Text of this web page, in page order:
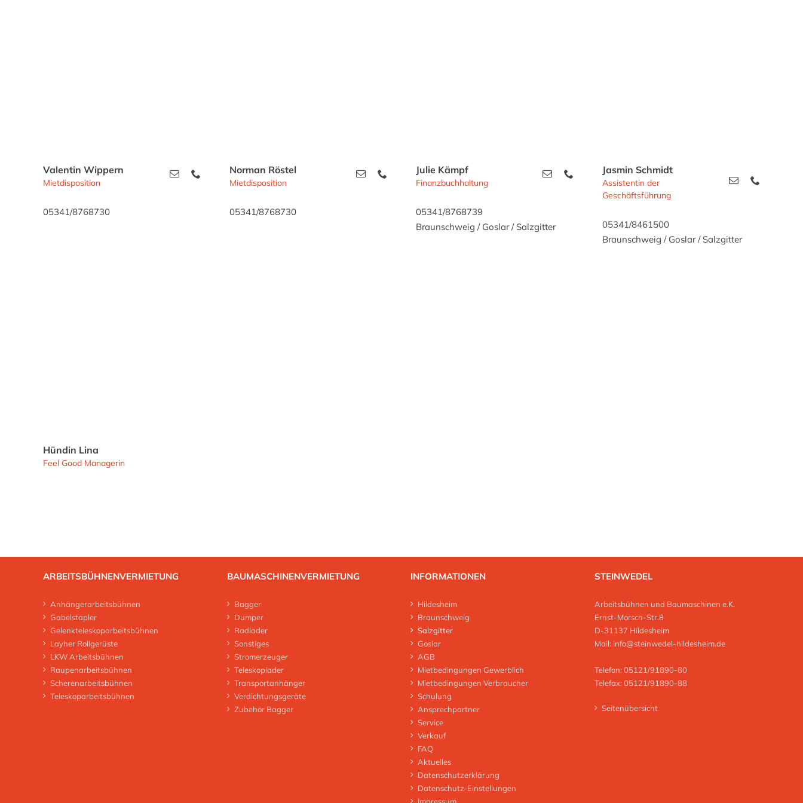
Valentin Wippern
Mietdisposition
05341/8768730
Norman Röstel
Mietdisposition
05341/8768730
Julie Kämpf
Finanzbuchhaltung
05341/8768739
Braunschweig / Goslar / Salzgitter
Jasmin Schmidt
Assistentin der
Geschäftsführung
05341/8461500
Braunschweig / Goslar / Salzgitter
Hündin Lina
Feel Good Managerin
ARBEITSBÜHNENVERMIETUNG
Anhängerarbeitsbühnen
Gabelstapler
Gelenkteleskoparbeitsbühnen
Layher Rollgerüste
LKW Arbeitsbühnen
Raupenarbeitsbühnen
Scherenarbeitsbühnen
Teleskoparbeitsbühnen
BAUMASCHINENVERMIETUNG
Bagger
Dumper
Radlader
Sonstiges
Stromerzeuger
Teleskoplader
Transportanhänger
Verdichtungsgeräte
Zubehör Bagger
INFORMATIONEN
Hildesheim
Braunschweig
Salzgitter
Goslar
AGB
Mietbedingungen Gewerblich
Mietbedingungen Verbraucher
Schulung
Ansprechpartner
Service
Verkauf
FAQ
Aktuelles
Datenschutzerklärung
Datenschutz-Einstellungen
STEINWEDEL
Arbeitsbühnen und Baumaschinen e.K.
Ernst-Morsch-Str.8
D-31137 Hildesheim
Mail: info@steinwedel-hildesheim.de
Telefon: 05121/91890-80
Telefax: 05121/91890-88
Seitenübersicht